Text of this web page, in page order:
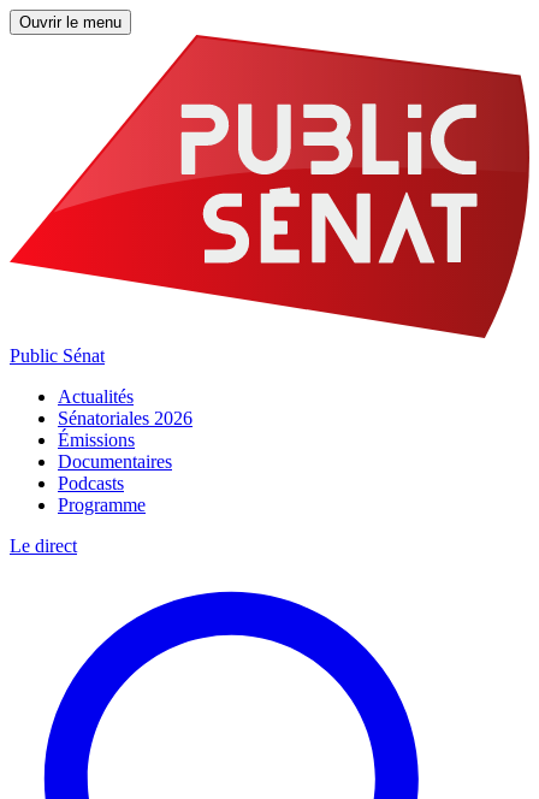
Ouvrir le menu
Public Sénat
Actualités
Sénatoriales 2026
Émissions
Documentaires
Podcasts
Programme
Le direct